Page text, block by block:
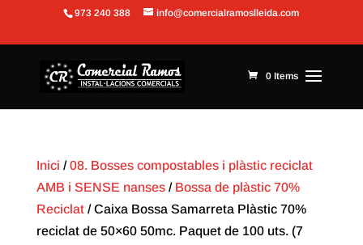
Obre la barra d'eines
973 240 388 info@comercialramoslleida.com
0 Items
Inici /08. Bosses compostables i plàstic reciclat
AMB i SENSE nanses/ Bossa de plàstic 70%
Reciclat/ Caixa Bossa Samarreta Plàstic 70%
reciclat de 50×60 50mc. Paquet de 100 uts. (7